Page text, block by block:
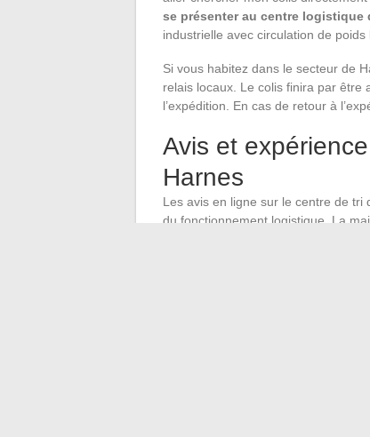
se présenter au centre logistique
industrielle avec circulation de poids
Si vous habitez dans le secteur de
relais locaux. Le colis finira par être
l’expédition. En cas de retour à
Avis et
Harnes
Les avis en ligne sur le centre de
du fonctionnement logistique. La